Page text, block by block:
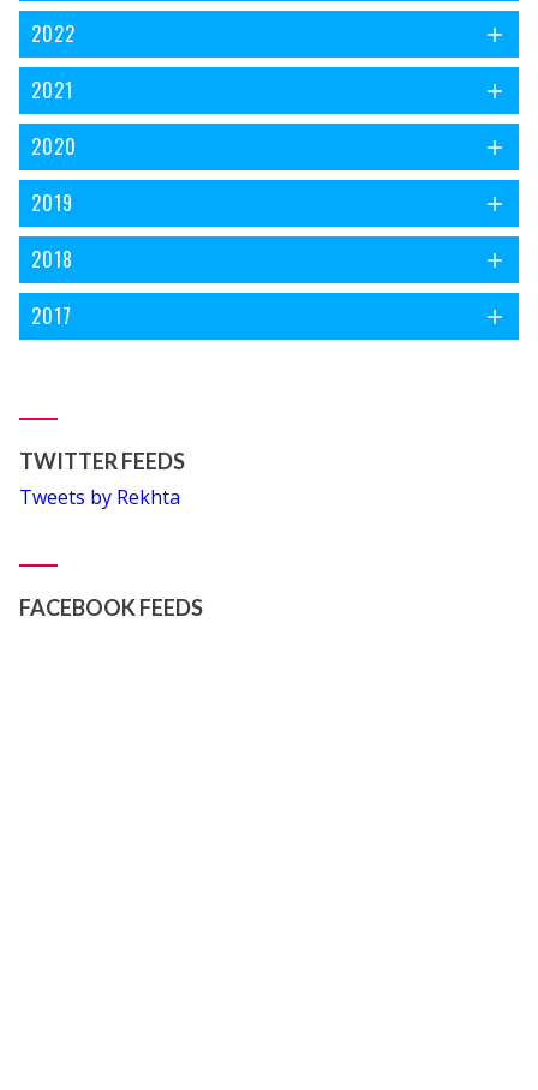
2022
2021
2020
2019
2018
2017
TWITTER FEEDS
Tweets by Rekhta
FACEBOOK FEEDS